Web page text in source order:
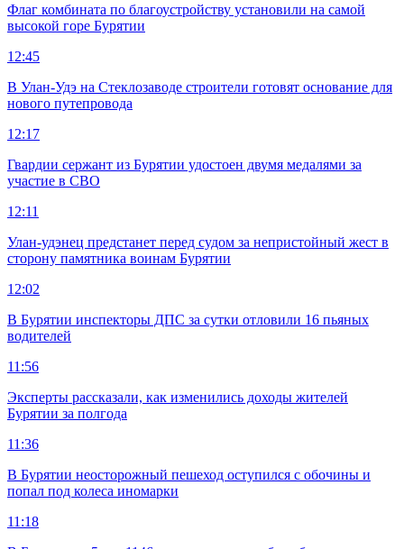
Флаг комбината по благоустройству установили на самой
высокой горе Бурятии
12:45
В Улан-Удэ на Стеклозаводе строители готовят основание для
нового путепровода
12:17
Гвардии сержант из Бурятии удостоен двумя медалями за
участие в СВО
12:11
Улан-удэнец предстанет перед судом за непристойный жест в
сторону памятника воинам Бурятии
12:02
В Бурятии инспекторы ДПС за сутки отловили 16 пьяных
водителей
11:56
Эксперты рассказали, как изменились доходы жителей
Бурятии за полгода
11:36
В Бурятии неосторожный пешеход оступился с обочины и
попал под колеса иномарки
11:18